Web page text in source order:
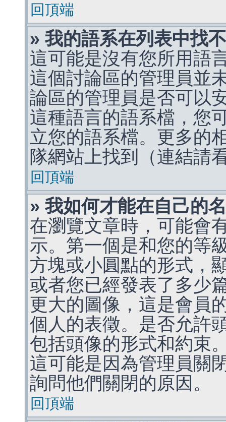
回頂端
» 我的語系在列表中找
這可能是沒有您所用語
這個討論區的管理員並
論區的管理員是否可以
這種語言的語系檔，您
立您的語系檔。更多的
隊網站上找到（連結請
回頂端
» 我如何才能在自己的
在瀏覽文章時，可能會
示。第一個是和您的等
方塊或小圓點的形式，
或者您已經發表了多少
更大的圖像，這是會員
個人的表徵。是否允許
包括頭像的形式和約束
這可能是因為管理員關
詢問他們關閉的原因。
回頂端